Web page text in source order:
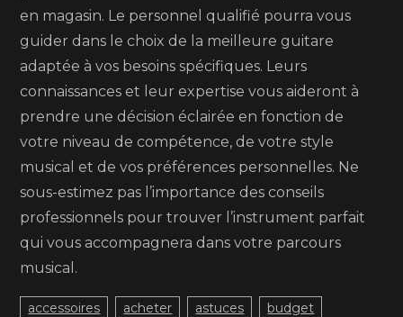
en magasin. Le personnel qualifié pourra vous
guider dans le choix de la meilleure guitare
adaptée à vos besoins spécifiques. Leurs
connaissances et leur expertise vous aideront à
prendre une décision éclairée en fonction de
votre niveau de compétence, de votre style
musical et de vos préférences personnelles. Ne
sous-estimez pas l’importance des conseils
professionnels pour trouver l’instrument parfait
qui vous accompagnera dans votre parcours
musical.
accessoires acheter astuces budget